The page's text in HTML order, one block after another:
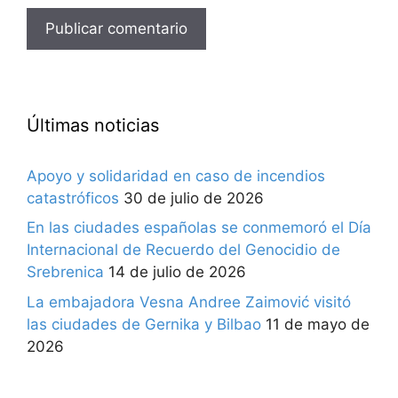
Últimas noticias
Apoyo y solidaridad en caso de incendios
catastróficos 30 de julio de 2026
En las ciudades españolas se conmemoró el Día
Internacional de Recuerdo del Genocidio de
Srebrenica 14 de julio de 2026
La embajadora Vesna Andree Zaimović visitó
las ciudades de Gernika y Bilbao 11 de mayo de
2026